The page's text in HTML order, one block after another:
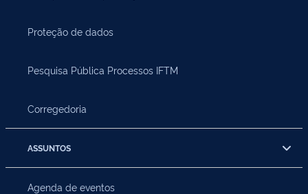
Proteção de dados
Pesquisa Pública Processos IFTM
Corregedoria
ASSUNTOS
Agenda de eventos